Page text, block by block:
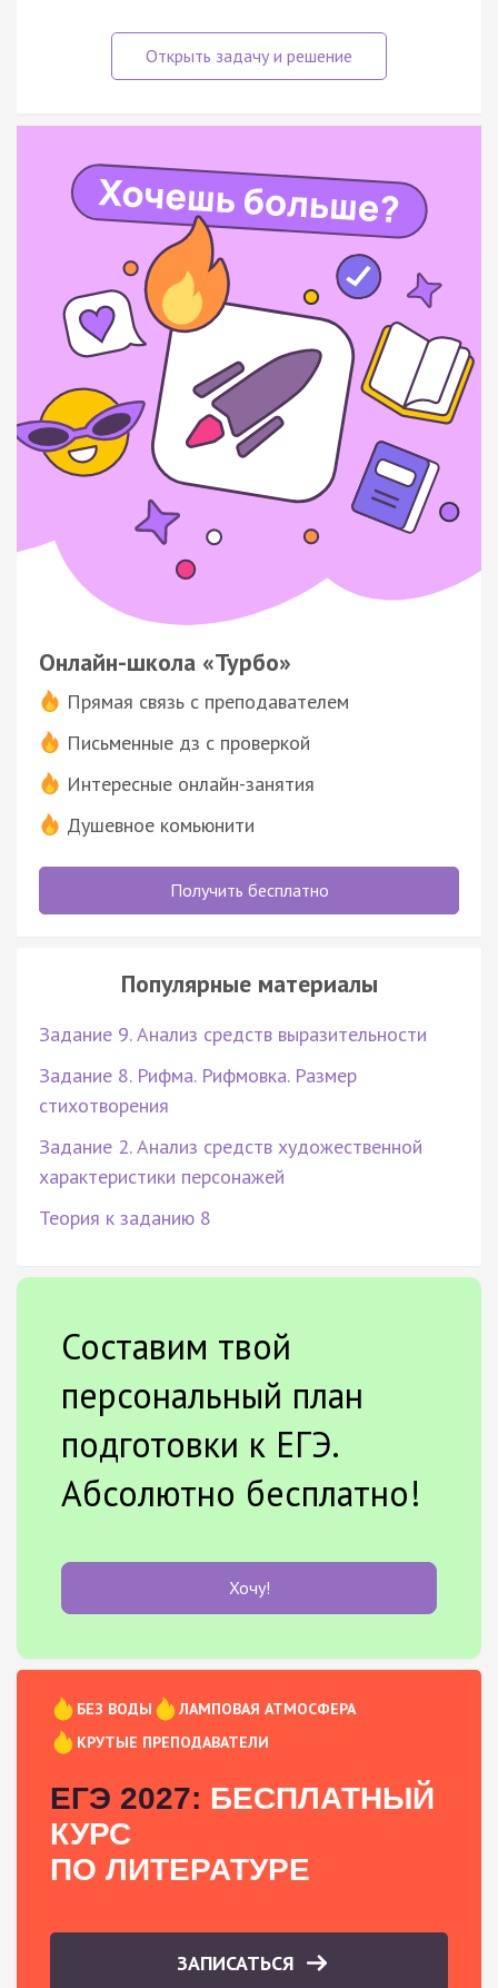
Онлайн-школа «Турбо»
Прямая связь с преподавателем
Письменные дз с проверкой
Интересные онлайн-занятия
Душевное комьюнити
Получить бесплатно
Популярные материалы
Задание 9. Анализ средств выразительности
Задание 8. Рифма. Рифмовка. Размер
стихотворения
Задание 2. Анализ средств художественной
характеристики персонажей
Теория к заданию 8
Составим твой
персональный план
подготовки к ЕГЭ.
Абсолютно бесплатно!
Хочу!
БЕЗ ВОДЫ
ЛАМПОВАЯ АТМОСФЕРА
КРУТЫЕ ПРЕПОДАВАТЕЛИ
ЕГЭ 2027: БЕСПЛАТНЫЙ
КУРС
ПО ЛИТЕРАТУРЕ
ЗАПИСАТЬСЯ